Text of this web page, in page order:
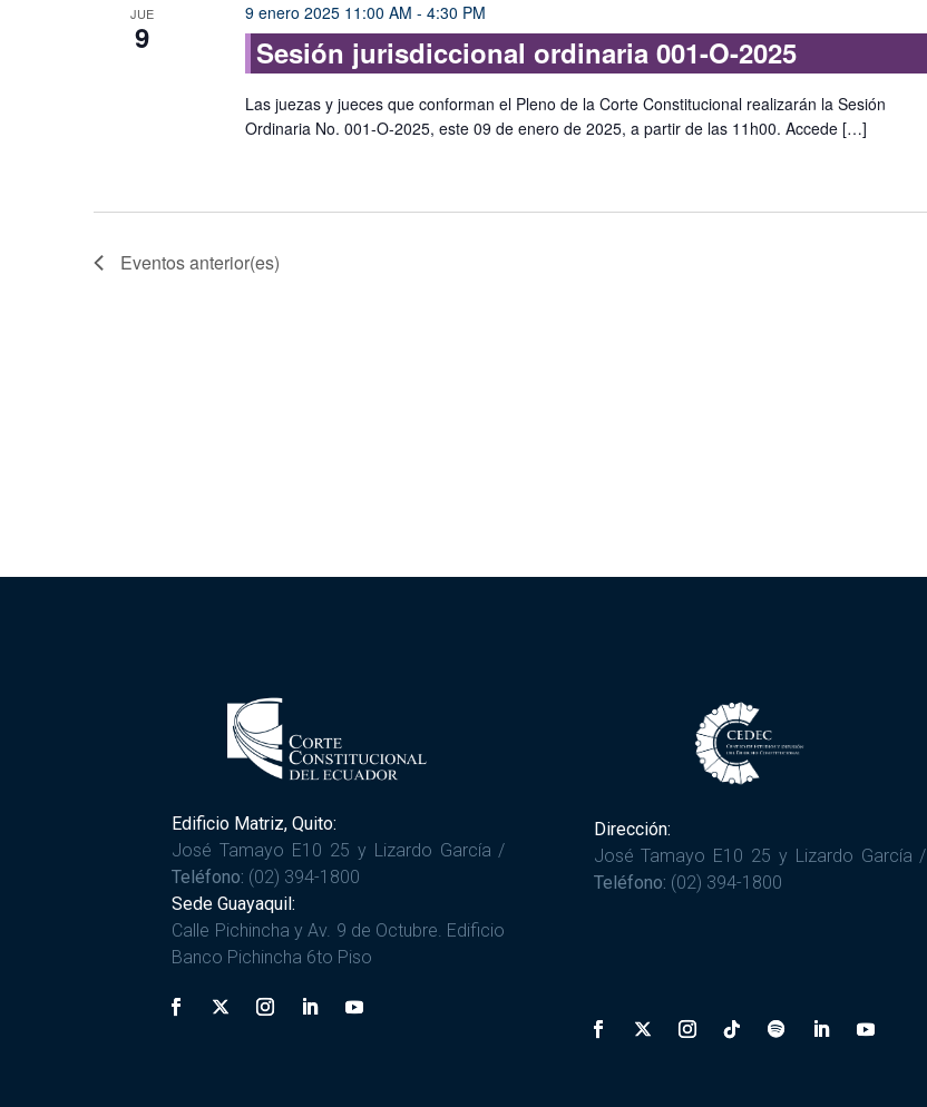
JUE
9
9 enero 2025 11:00 AM - 4:30 PM
Sesión jurisdiccional ordinaria 001-O-2025
Las juezas y jueces que conforman el Pleno de la Corte Constitucional realizarán la Sesión
Ordinaria No. 001-O-2025, este 09 de enero de 2025, a partir de las 11h00. Accede […]
Eventosanterior(es)
Edificio Matriz, Quito:
José Tamayo E10 25 y Lizardo García /
Teléfono: (02) 394-1800
Sede Guayaquil:
Calle Pichincha y Av. 9 de Octubre. Edificio
Banco Pichincha 6to Piso
Dirección:
José Tamayo E10 25 y Lizardo García /
Teléfono: (02) 394-1800